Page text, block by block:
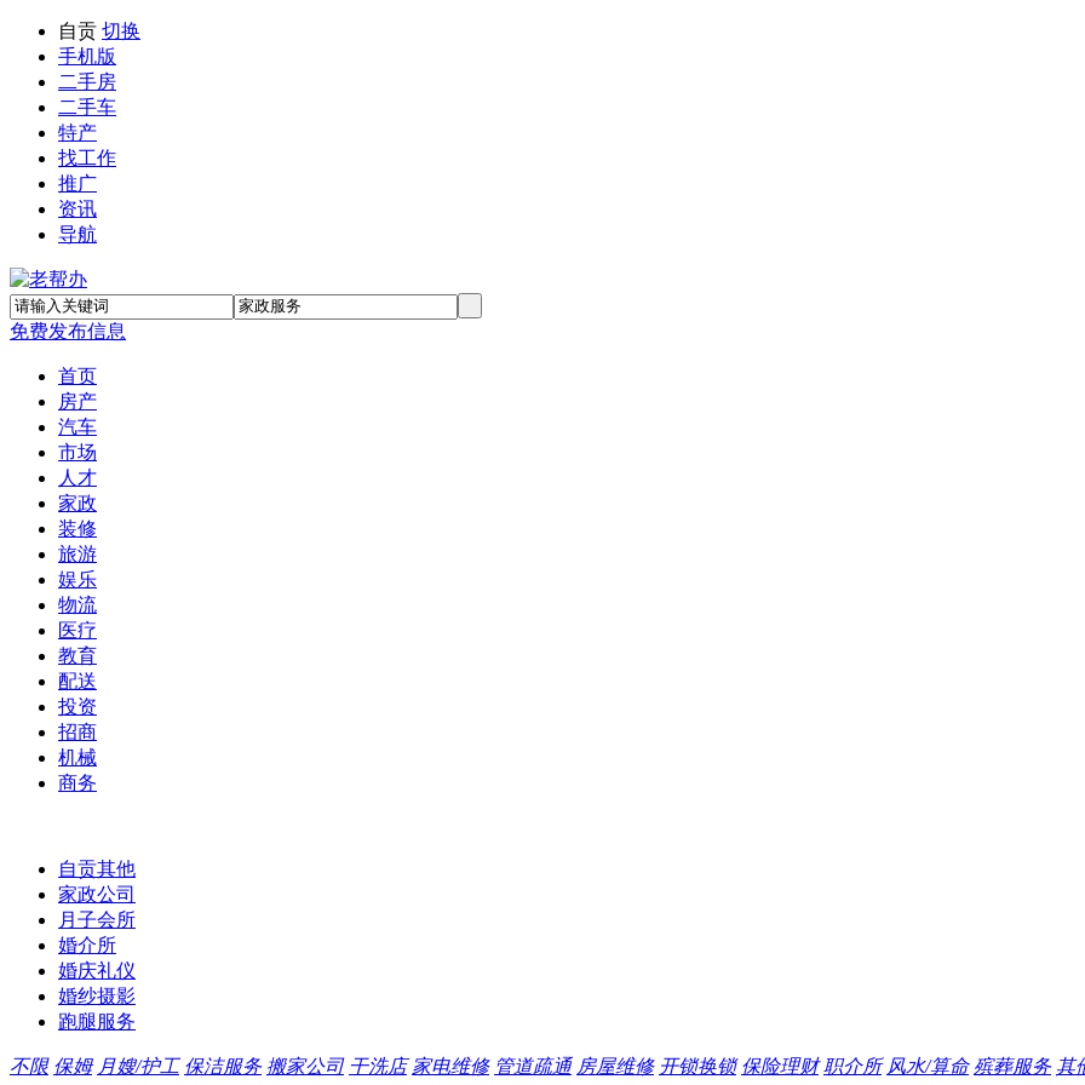
自贡 切换
手机版
二手房
二手车
特产
找工作
推广
资讯
导航
免费发布信息
首页
房产
汽车
市场
人才
家政
装修
旅游
娱乐
物流
医疗
教育
配送
投资
招商
机械
商务
自贡其他
家政公司
月子会所
婚介所
婚庆礼仪
婚纱摄影
跑腿服务
不限 保姆 月嫂/护工 保洁服务 搬家公司 干洗店 家电维修 管道疏通 房屋维修 开锁换锁 保险理财 职介所 风水/算命 殡葬服务 其